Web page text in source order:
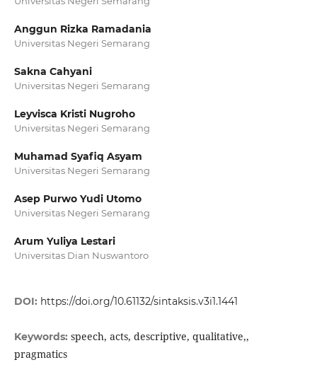
Anggun Rizka Ramadania
Universitas Negeri Semarang
Sakna Cahyani
Universitas Negeri Semarang
Leyvisca Kristi Nugroho
Universitas Negeri Semarang
Muhamad Syafiq Asyam
Universitas Negeri Semarang
Asep Purwo Yudi Utomo
Universitas Negeri Semarang
Arum Yuliya Lestari
Universitas Dian Nuswantoro
DOI: https://doi.org/10.61132/sintaksis.v3i1.1441
Keywords: speech, acts, descriptive, qualitative,,
pragmatics